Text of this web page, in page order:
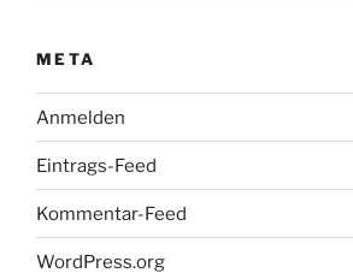
META
Anmelden
Eintrags-Feed
Kommentar-Feed
WordPress.org